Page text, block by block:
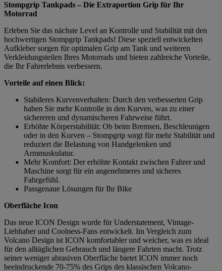
Stompgrip Tankpads – Die Extraportion Grip für Ihr
Motorrad
Erleben Sie das nächste Level an Kontrolle und Stabilität mit den
hochwertigen Stompgrip Tankpads! Diese speziell entwickelten
Aufkleber sorgen für optimalen Grip am Tank und weiteren
Verkleidungsteilen Ihres Motorrads und bieten zahlreiche Vorteile,
die Ihr Fahrerlebnis verbessern.
Vorteile auf einen Blick:
Stabileres Kurvenverhalten: Durch den verbesserten Grip
haben Sie mehr Kontrolle in den Kurven, was zu einer
sichereren und dynamischeren Fahrweise führt.
Erhöhte Körperstabilität: Ob beim Bremsen, Beschleunigen
oder in den Kurven – Stompgrip sorgt für mehr Stabilität und
reduziert die Belastung von Handgelenken und
Armmuskulatur.
Mehr Komfort: Der erhöhte Kontakt zwischen Fahrer und
Maschine sorgt für ein angenehmeres und sicheres
Fahrgefühl.
Passgenaue Lösungen für Ihr Bike
Oberfläche Icon
Das neue ICON Design wurde für Understatement, Vintage-
Liebhaber und Coolness-Fans entwickelt. Im Vergleich zum
Volcano Design ist ICON komfortabler und weicher, was es ideal
für den alltäglichen Gebrauch und längere Fahrten macht. Trotz
seiner weniger abrasiven Oberfläche bietet ICON immer noch
beeindruckende 70-75% des Grips des klassischen Volcano-